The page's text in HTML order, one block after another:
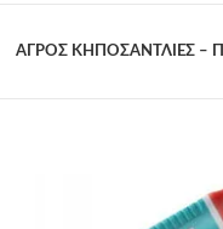
ΑΓΡΟΣ ΚΗΠΟΣΑΝΤΛΙΕΣ –